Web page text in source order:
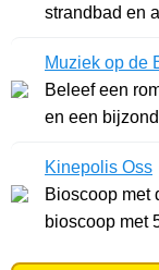
strandbad en
Muziek op de
Beleef een
en een
Kinepolis Oss
Bioscoop met
bioscoop met